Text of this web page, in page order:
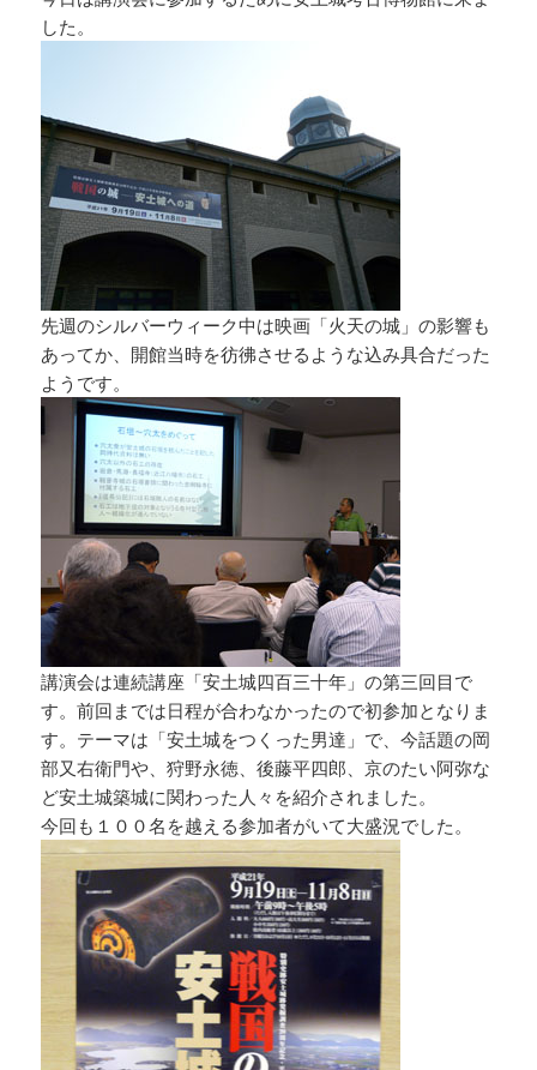
した。
先週のシルバーウィーク中は映画「火天の城」の影響も
あってか、開館当時を彷彿させるような込み具合だった
ようです。
講演会は連続講座「安土城四百三十年」の第三回目で
す。前回までは日程が合わなかったので初参加となりま
す。テーマは「安土城をつくった男達」で、今話題の岡
部又右衛門や、狩野永徳、後藤平四郎、京のたい阿弥な
ど安土城築城に関わった人々を紹介されました。
今回も１００名を越える参加者がいて大盛況でした。